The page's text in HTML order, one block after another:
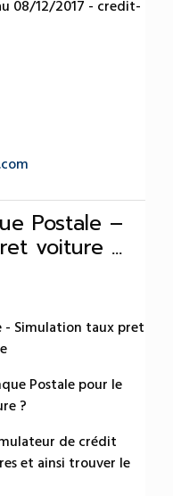
08/12/2017 - credit-
Postale –
voiture ...
- Simulation taux pret
Postale pour le
?
de crédit
et ainsi trouver le